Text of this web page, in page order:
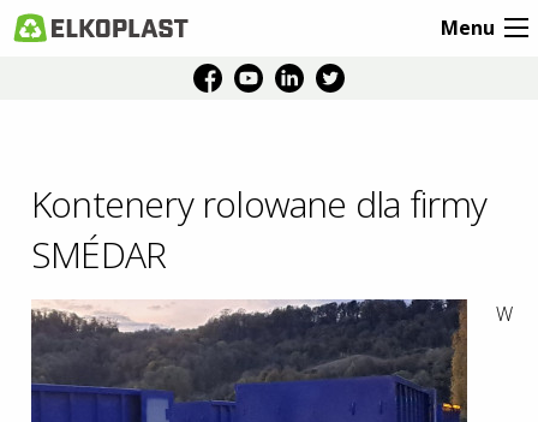
Menu
Kontenery rolowane dla firmy
SMÉDAR
W